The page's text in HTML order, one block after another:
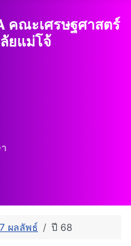
คณะเศรษฐศาสตร์
ยแม่โจ้
ผลลัพธ์ ปี 68